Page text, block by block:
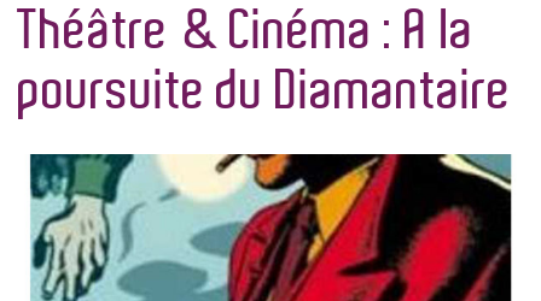
Théâtre & Cinéma : A la
poursuite du Diamantaire